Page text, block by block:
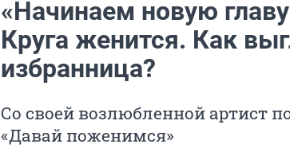
«Начинаем новую
Круга женится. Как
избранница?
Со своей возлюбленной артист
«Давай поженимся»